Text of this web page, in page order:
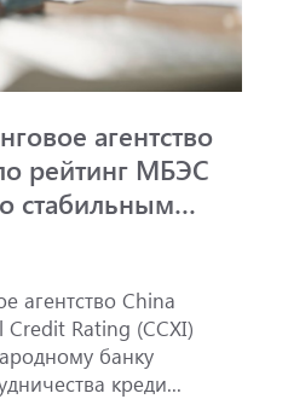
агентство
рейтинг МБЭС
стабильным
агентство China
Rating (CCXI)
банку
креди...